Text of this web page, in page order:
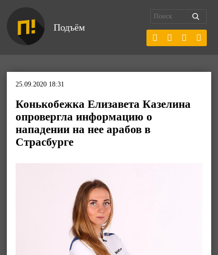
Подъём
25.09.2020 18:31
Конькобежка Елизавета Казелина
опровергла информацию о
нападении на нее арабов в
Страсбурге